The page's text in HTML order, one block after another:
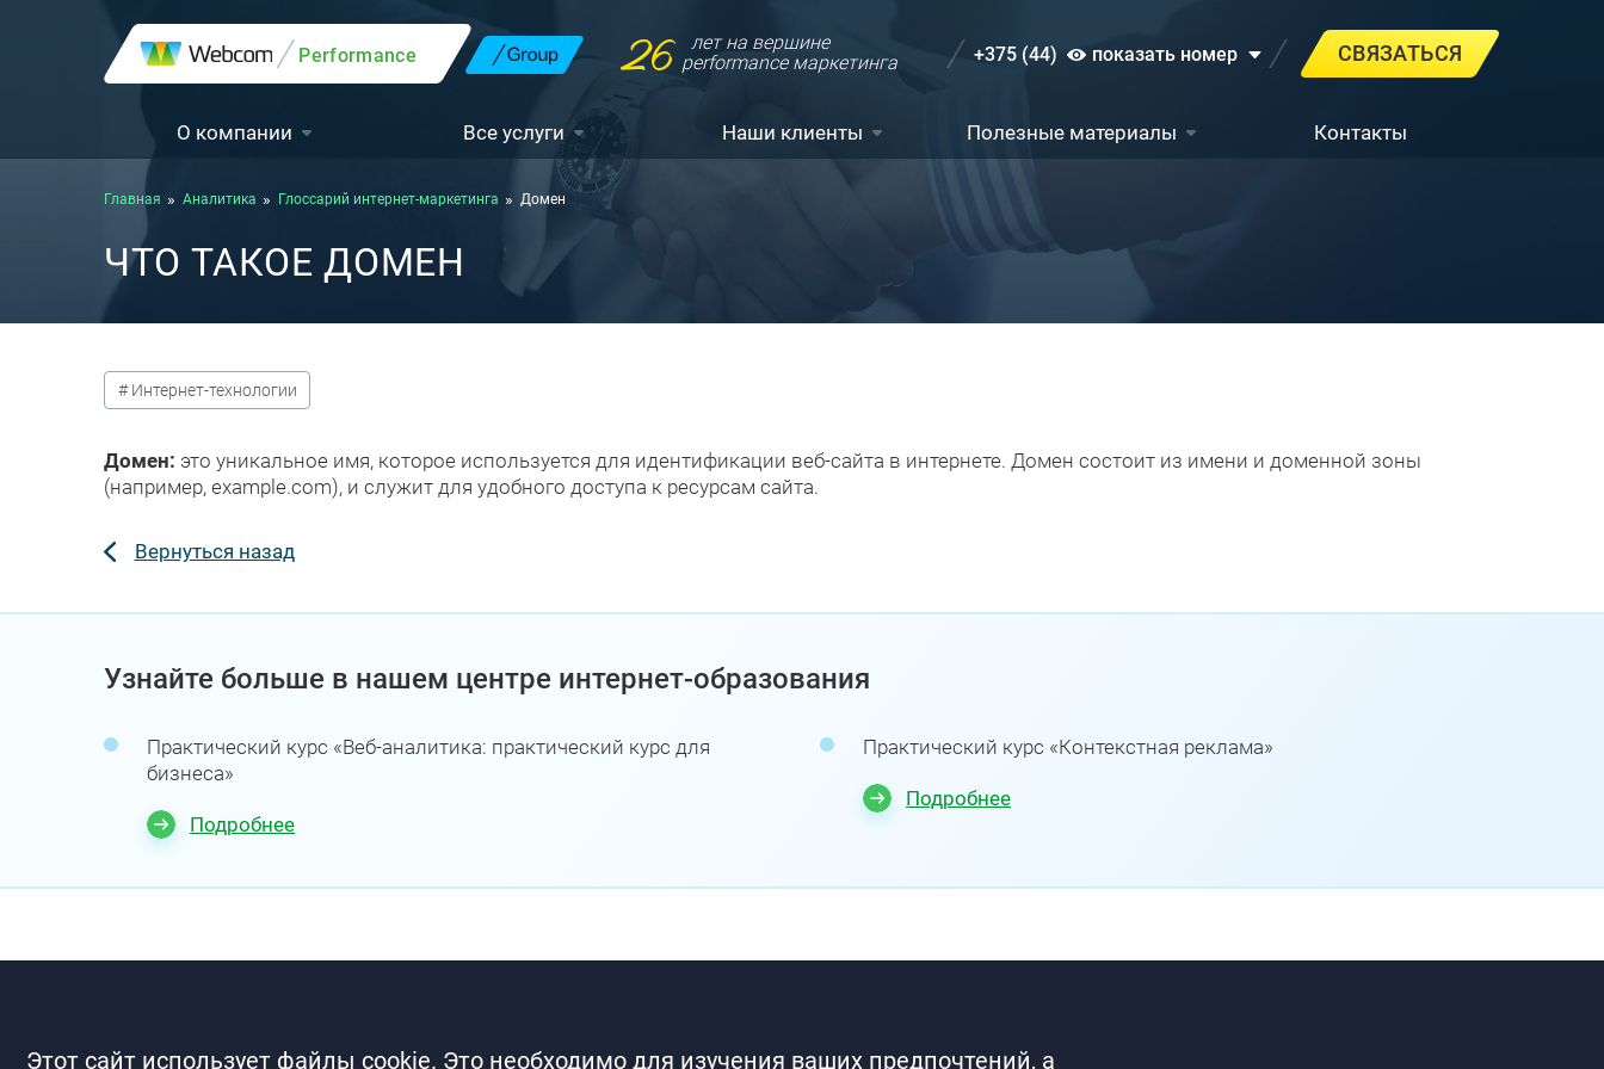
Performance 26
лет на вершине
performance маркетинга
+375 (44) показать номер СВЯЗАТЬСЯ
О компании Все услуги Наши клиенты Полезные материалы Контакты
Главная Аналитика Глоссарий интернет-маркетинга Домен
ЧТО ТАКОЕ ДОМЕН
# Интернет-технологии
Домен: это уникальное имя, которое используется для идентификации веб-сайта в интернете. Домен состоит из имени и доменной зоны
(например, example.com), и служит для удобного доступа к ресурсам сайта.
Вернуться назад
Узнайте больше в нашем центре интернет-образования
Практический курс «Веб-аналитика: практический курс для
бизнеса»
Подробнее
Практический курс «Контекстная реклама»
Подробнее
Этот сайт использует файлы cookie. Это необходимо для изучения ваших предпочтений, а